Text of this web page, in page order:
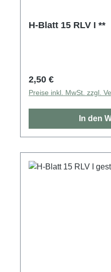
H-Blatt 15 RLV I **
Regulärer Preis:
2,50 €
Preise inkl. MwSt. zzgl.
In den